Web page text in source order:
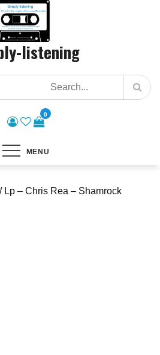
listening
0
MENU
/ Lp – Chris Rea – Shamrock